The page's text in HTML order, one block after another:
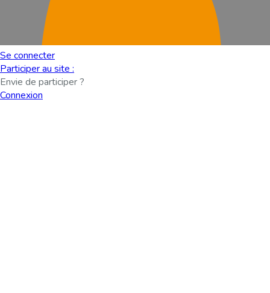
Se connecter
Participer au site :
Envie de participer ?
Connexion